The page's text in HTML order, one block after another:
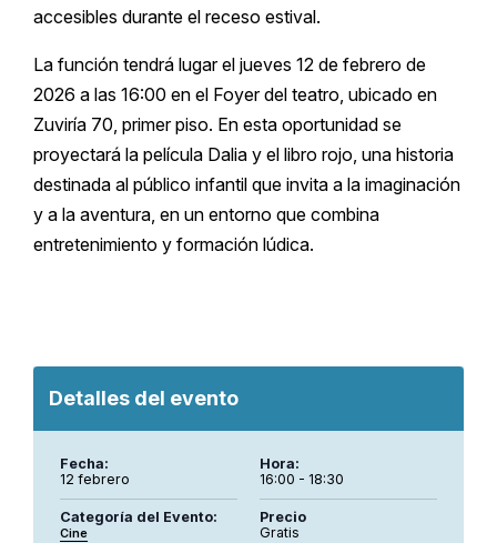
accesibles durante el receso estival.
La función tendrá lugar el jueves 12 de febrero de
2026 a las 16:00 en el Foyer del teatro, ubicado en
Zuviría 70, primer piso. En esta oportunidad se
proyectará la película Dalia y el libro rojo, una historia
destinada al público infantil que invita a la imaginación
y a la aventura, en un entorno que combina
entretenimiento y formación lúdica.
Detalles del evento
Fecha:
12 febrero
Hora:
16:00 - 18:30
Categoría del Evento:
Cine
Precio
Gratis